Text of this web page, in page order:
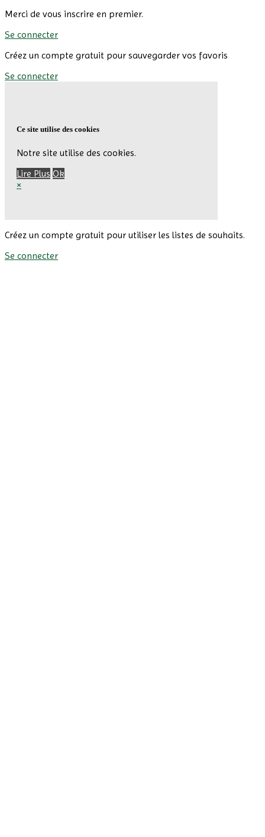
Merci de vous inscrire en premier.
Se connecter
Créez un compte gratuit pour sauvegarder vos favoris
Se connecter
Ce site utilise des cookies
Notre site utilise des cookies.
Lire Plus Ok
×
Créez un compte gratuit pour utiliser les listes de souhaits.
Se connecter